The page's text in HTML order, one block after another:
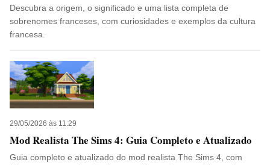
Descubra a origem, o significado e uma lista completa de
sobrenomes franceses, com curiosidades e exemplos da cultura
francesa.
29/05/2026 às 11:29
Mod Realista The Sims 4: Guia Completo e Atualizado
Guia completo e atualizado do mod realista The Sims 4, com